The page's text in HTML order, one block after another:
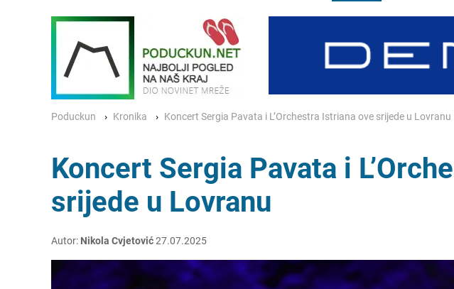
Poduckun Kronika Koncert Sergia Pavata i L’Orchestra Istriana ove srijede u Lovranu
Koncert Sergia Pavata i
srijede u Lovranu
Autor: Nikola Cvjetović27.07.2025